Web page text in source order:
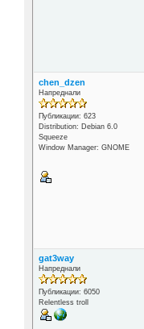
chen_dzen
Напреднали
Публикации: 623
Distribution: Debian 6.0
Squeeze
Window Manager: GNOME
gat3way
Напреднали
Публикации: 6050
Relentless troll